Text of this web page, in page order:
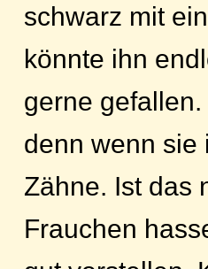
schwarz mit
könnte ihn
gerne
denn wenn sie
Zähne. Ist das
Frauchen